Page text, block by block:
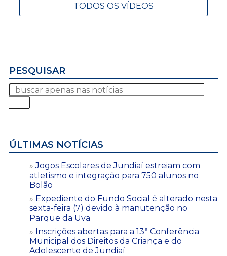
TODOS OS VÍDEOS
PESQUISAR
ÚLTIMAS NOTÍCIAS
Jogos Escolares de Jundiaí estreiam com
atletismo e integração para 750 alunos no
Bolão
Expediente do Fundo Social é alterado nesta
sexta-feira (7) devido à manutenção no
Parque da Uva
Inscrições abertas para a 13ª Conferência
Municipal dos Direitos da Criança e do
Adolescente de Jundiaí